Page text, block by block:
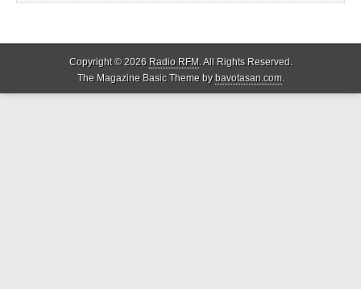
Copyright © 2026 Radio RFM. All Rights Reserved.
The Magazine Basic Theme bybavotasan.com.